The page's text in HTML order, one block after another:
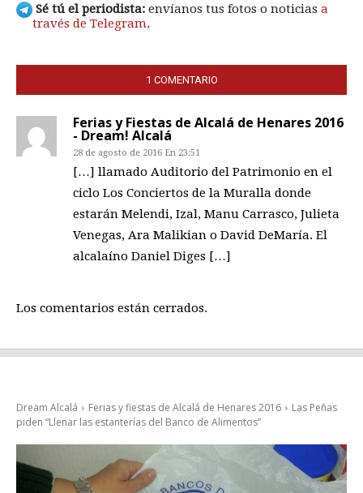
Sé tú el periodista: envíanos tus fotos o noticias a
través de Telegram.
1 COMENTARIO
Ferias y Fiestas de Alcalá de Henares 2016
- Dream! Alcalá
28 de agosto de 2016 En 23:51
[…] llamado Auditorio del Patrimonio en el
ciclo Los Conciertos de la Muralla donde
estarán Melendi, Izal, Manu Carrasco, Julieta
Venegas, Ara Malikian o David DeMaría. El
alcalaíno Daniel Diges […]
Los comentarios están cerrados.